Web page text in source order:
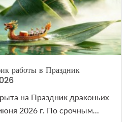
работы в Праздник
на Праздник драконьих
2026 г. По срочным